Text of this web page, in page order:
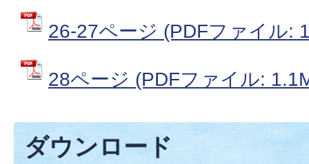
26-27ページ (PDFファイル:
28ページ (PDFファイル:
ダウンロード